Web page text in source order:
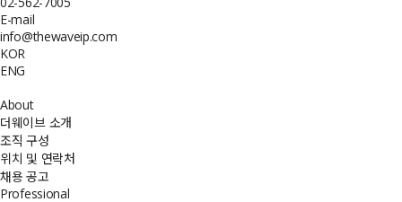
E-mail
info@thewaveip.com
KOR
ENG
About
더웨이브 소개
조직 구성
위치 및 연락처
채용 공고
Professional